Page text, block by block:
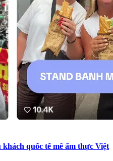
quốc tế mê ẩm thực Việt